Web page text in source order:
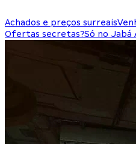
Achados e preços surreais
Ofertas secretas?Só no Jabá